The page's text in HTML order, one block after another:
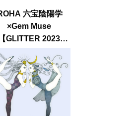
六宝陰陽学
×Gem Muse
【GLITTER 2023
issue】